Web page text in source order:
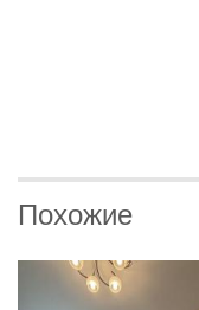
Похожие